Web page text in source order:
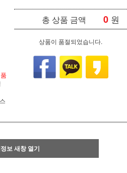
총 상품 금액 0 원
상품이 품절되었습니다.
보 새창 열기